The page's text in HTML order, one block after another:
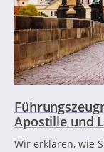
Apostille und
Wir erklären, wie